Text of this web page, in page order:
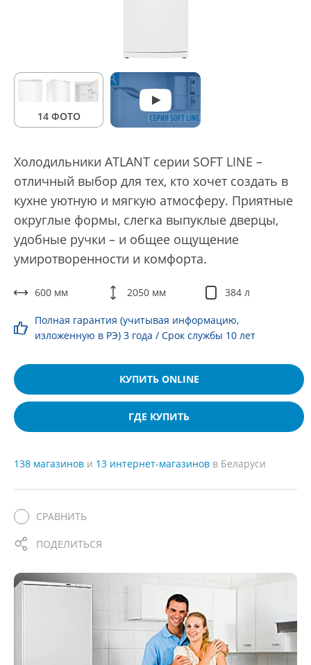
14 ФОТО
Холодильники ATLANT серии SOFT LINE –
отличный выбор для тех, кто хочет создать в
кухне уютную и мягкую атмосферу. Приятные
округлые формы, слегка выпуклые дверцы,
удобные ручки – и общее ощущение
умиротворенности и комфорта.
600 мм 2050 мм 384 л
Полная гарантия (учитывая информацию,
изложенную в РЭ) 3 года / Срок службы 10 лет
КУПИТЬ ONLINE
ГДЕ КУПИТЬ
138 магазинов и 13 интернет-магазинов в Беларуси
СРАВНИТЬ
ПОДЕЛИТЬСЯ